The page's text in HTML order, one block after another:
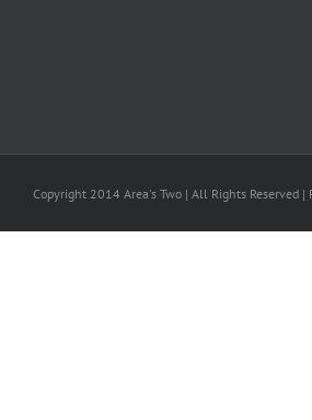
Copyright 2014 Area's Two | All Rights Reserved |